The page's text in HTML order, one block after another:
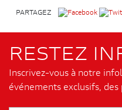
PARTAGEZ
RESTEZ
Inscrivez-vous à notre
événements exclusifs,